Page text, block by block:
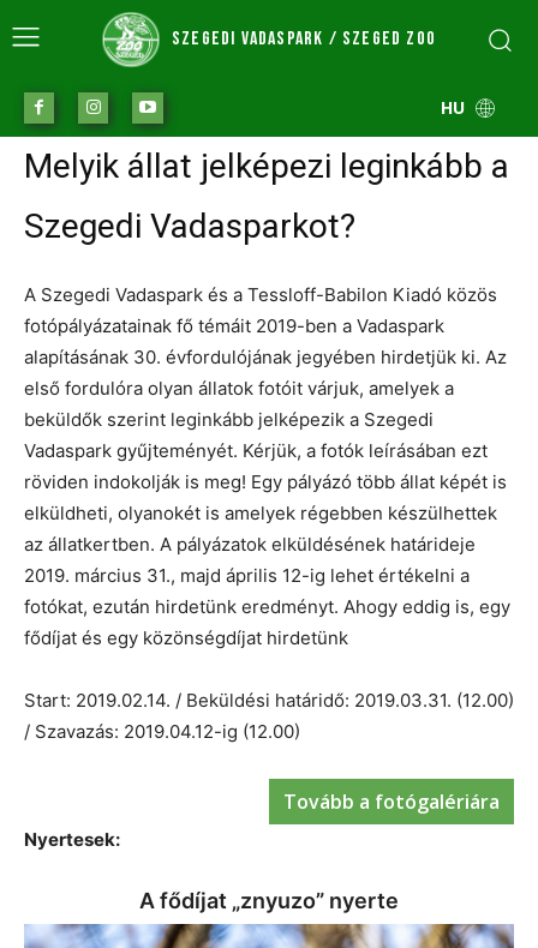
SZEGEDI VADASPARK / SZEGED ZOO
HU
Melyik állat jelképezi leginkább a
Szegedi Vadasparkot?
A Szegedi Vadaspark és a Tessloff-Babilon Kiadó közös
fotópályázatainak fő témáit 2019-ben a Vadaspark
alapításának 30. évfordulójának jegyében hirdetjük ki. Az
első fordulóra olyan állatok fotóit várjuk, amelyek a
beküldők szerint leginkább jelképezik a Szegedi
Vadaspark gyűjteményét. Kérjük, a fotók leírásában ezt
röviden indokolják is meg! Egy pályázó több állat képét is
elküldheti, olyanokét is amelyek régebben készülhettek
az állatkertben. A pályázatok elküldésének határideje
2019. március 31., majd április 12-ig lehet értékelni a
fotókat, ezután hirdetünk eredményt. Ahogy eddig is, egy
fődíjat és egy közönségdíjat hirdetünk
Start: 2019.02.14. / Beküldési határidő: 2019.03.31. (12.00)
/ Szavazás: 2019.04.12-ig (12.00)
Tovább a fotógalériára
Nyertesek:
A fődíjat „znyuzo” nyerte